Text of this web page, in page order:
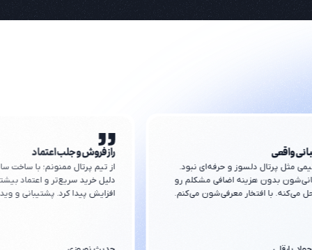
واقعی
مثل پرتال دلسوز و حرفه‌ای نبود.
بدون هزینه اضافی مشکلم رو
می‌کنه. با افتخار معرفی‌شون می‌کنم.
راز فروش و جلب اعتماد
از تیم پرتال ممنونم؛ با ساخت
دلیل خرید سریع‌تر و اعتماد
افزایش پیدا کرد. پشتیبانی و